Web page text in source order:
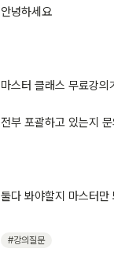
안녕하세요
마스터 클래스 무료강
전부 포괄하고 있는지
둘다 봐야할지 마스터만
#강의질문